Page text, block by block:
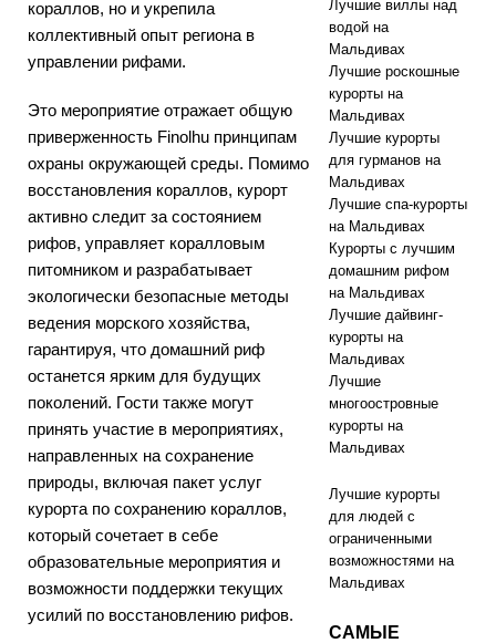
кораллов, но и укрепила
коллективный опыт региона в
управлении рифами.
Это мероприятие отражает общую
приверженность Finolhu принципам
охраны окружающей среды. Помимо
восстановления кораллов, курорт
активно следит за состоянием
рифов, управляет коралловым
питомником и разрабатывает
экологически безопасные методы
ведения морского хозяйства,
гарантируя, что домашний риф
останется ярким для будущих
поколений. Гости также могут
принять участие в мероприятиях,
направленных на сохранение
природы, включая пакет услуг
курорта по сохранению кораллов,
который сочетает в себе
образовательные мероприятия и
возможности поддержки текущих
усилий по восстановлению рифов.
Лучшие виллы над
водой на
Мальдивах
Лучшие роскошные
курорты на
Мальдивах
Лучшие курорты
для гурманов на
Мальдивах
Лучшие спа-курорты
на Мальдивах
Курорты с лучшим
домашним рифом
на Мальдивах
Лучшие дайвинг-
курорты на
Мальдивах
Лучшие
многоостровные
курорты на
Мальдивах
Лучшие курорты
для людей с
ограниченными
возможностями на
Мальдивах
САМЫЕ